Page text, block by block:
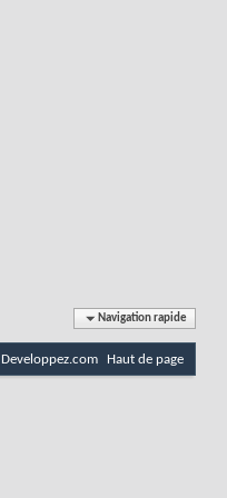
Navigation rapide
Developpez.com Haut de page